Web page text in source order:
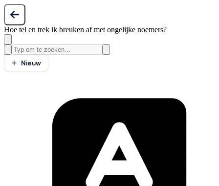
Hoe tel en trek ik breuken af met ongelijke noemers?
Nieuw